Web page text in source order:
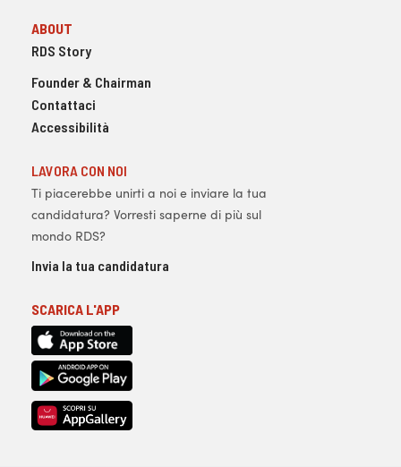
ABOUT
RDS Story
Founder & Chairman
Contattaci
Accessibilità
LAVORA CON NOI
Ti piacerebbe unirti a noi e inviare la tua
candidatura? Vorresti saperne di più sul
mondo RDS?
Invia la tua candidatura
SCARICA L'APP